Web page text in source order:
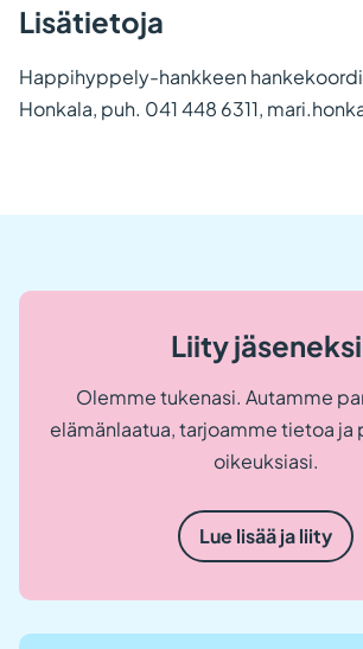
Lisätietoja
Happihyppely-hankkeen
Honkala, puh. 041 448 6311,
Liity jäseneksi
Olemme tukenasi. Autamme
elämänlaatua, tarjoamme tietoa ja
oikeuksiasi.
Lue lisää ja liity